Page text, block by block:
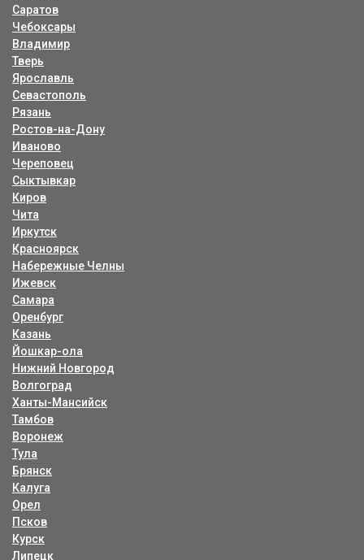
Саратов
Чебоксары
Владимир
Тверь
Ярославль
Севастополь
Рязань
Ростов-на-Дону
Иваново
Череповец
Сыктывкар
Киров
Чита
Иркутск
Красноярск
Набережные Челны
Ижевск
Самара
Оренбург
Казань
Йошкар-ола
Нижний Новгород
Волгоград
Ханты-Мансийск
Тамбов
Воронеж
Тула
Брянск
Калуга
Орел
Псков
Курск
Липецк